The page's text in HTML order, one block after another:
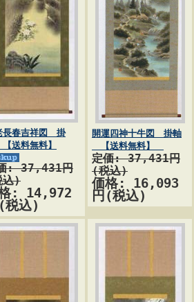
長春吉祥図 掛
送料無料】
: 37,431円
込)
: 14,972
税込)
開運四神十牛図 掛軸
【送料無料】
定価: 37,431円
(税込)
価格: 16,093
円(税込)